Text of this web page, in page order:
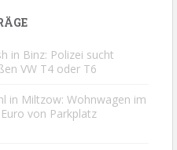
in Binz: Polizei sucht
VW T4 oder T6
in Miltzow: Wohnwagen im
von Parkplatz